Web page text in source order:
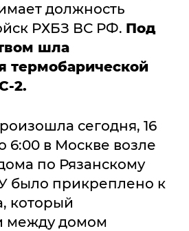
должность
РХБЗ ВС РФ. Под
шла
термобарической
2.
сегодня, 16
6:00 в Москве возле
по Рязанскому
было прикреплено к
который
между домом